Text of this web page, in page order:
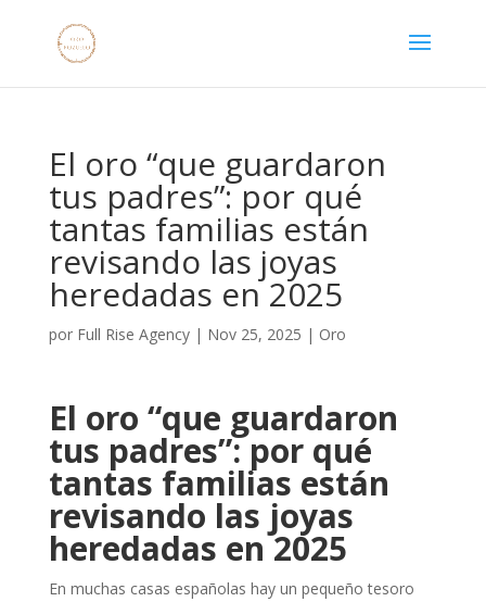
El oro “que guardaron
tus padres”: por qué
tantas familias están
revisando las joyas
heredadas en 2025
por Full Rise Agency| Nov 25, 2025 | Oro
El oro “que guardaron
tus padres”: por qué
tantas familias están
revisando las joyas
heredadas en 2025
En muchas casas españolas hay un pequeño tesoro